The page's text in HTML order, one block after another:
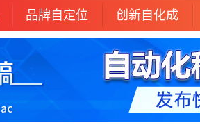
品牌自定位 创新自化成